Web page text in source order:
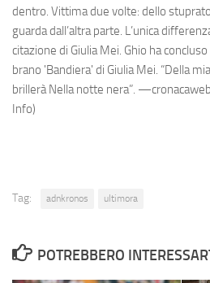
dentro. Vittima due volte: dello
guarda dall’altra parte. L’unica
citazione di Giulia Mei. Ghio ha
brano 'Bandiera' di Giulia Mei. “Della
brillerà Nella notte nera”.
Info)
Tag: adnkronos ultimora
POTREBBERO